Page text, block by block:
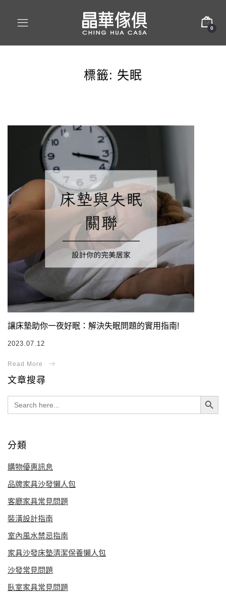
0
標籤: 失眠
讓床墊助你一夜好眠：解決失眠問題的實用指南!
2023.07.12
文章搜尋
Search
for:
Search Button
分類
購物優惠訊息
品牌家具沙發懶人包
客廳家具常見問題
裝潢設計指南
室內風水禁忌指南
家具沙發床墊清潔保養懶人包
沙發常見問題
臥室家具常見問題